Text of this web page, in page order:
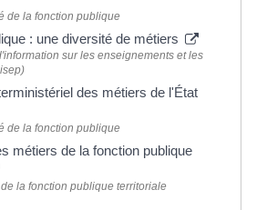
de la fonction publique
: une diversité de métiers
sur les enseignements et les
des métiers de l'État
de la fonction publique
métiers de la fonction publique
la fonction publique territoriale